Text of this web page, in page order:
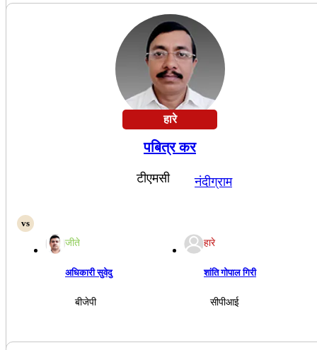
हारे
पबित्र कर
टीएमसी नंदीग्राम
जीते
अधिकारी सुवेदु
बीजेपी
हारे
शांति गोपाल गिरी
सीपीआई